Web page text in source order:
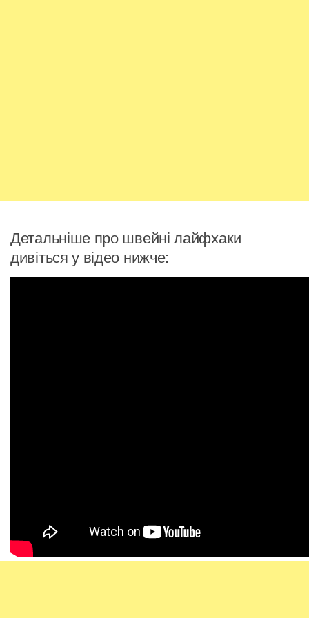
Детальніше про швейні лайфхаки
дивіться у відео нижче: